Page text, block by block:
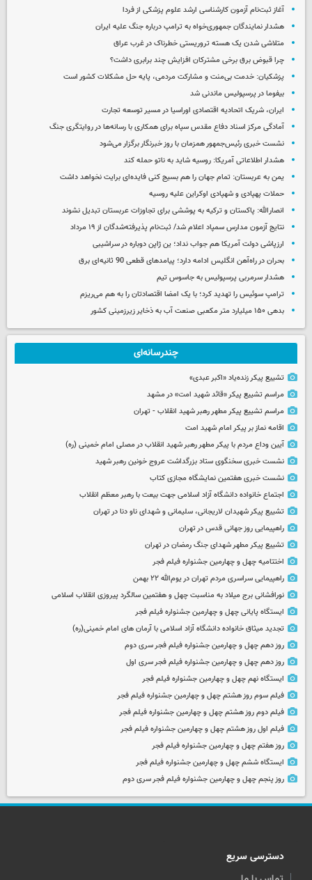
آغاز ثبت‌نام‌ آزمون کارشناسی ارشد علوم پزشکی از فردا
هشدار نمایندگان جمهوری‌خواه به ترامپ درباره جنگ علیه ایران
متلاشی شدن یک هسته تروریستی خطرناک در غرب عراق
چرا قبوض برق برخی مشترکان افزایش چند برابری داشت؟
پزشکیان: خدمت بی‌منت و مشارکت مردمی، پایه حل مشکلات کشور است
بیفوما در پرسپولیس ماندنی شد
ایران، شریک اتحادیه اقتصادی اوراسیا در مسیر توسعه تجارت
آمادگی مرکز اسناد دفاع مقدس سپاه برای همکاری با رسانه‌ها در روایتگری جنگ
نشست خبری رئیس‌جمهور همزمان با روز خبرنگار برگزار می‌شود
هشدار اطلاعاتی آمریکا: روسیه شاید به ناتو حمله کند
یمن به عربستان: تمام جهان را هم بسیج کنی فایده‌ای برایت نخواهد داشت
حملات پهپادی و شهپادی اوکراین علیه روسیه
انصارالله: پاکستان و ترکیه به پوششی برای تجاوزات عربستان تبدیل نشوند
نتایج آزمون مدارس سمپاد اعلام شد/ ثبت‌نام پذیرفته‌شدگان از ۱۹ مرداد
ارزپاشی دولت آمریکا هم جواب نداد؛ ین ژاپن دوباره در سراشیبی
بحران در راه‌آهن انگلیس ادامه دارد؛ پیامدهای قطعی 90 ثانیه‌ای برق
هشدار سرمربی پرسپولیس به جاسوس تیم
ترامپ سوئیس را تهدید کرد؛ با یک امضا اقتصادتان را به هم می‌ریزم
بدهی ۱۵۰ میلیارد متر مکعبی صنعت آب به ذخایر زیرزمینی کشور
چندرسانه‌ای
تشییع پیکر زنده‌یاد «اکبر عبدی»
مراسم تشییع پیکر «قائد شهید امت» در مشهد
مراسم تشییع پیکر مطهر رهبر شهید انقلاب - تهران
اقامه نماز بر پیکر امام شهید امت
آیین وداع مردم با پیکر مطهر رهبر شهید انقلاب در مصلی امام خمینی (ره)
نشست خبری سخنگوی ستاد بزرگداشت عروج خونین رهبر شهید
نشست خبری هفتمین نمایشگاه مجازی کتاب
اجتماع خانواده دانشگاه آزاد اسلامی جهت بیعت با رهبر معظم انقلاب
تشییع پیکر شهیدان لاریجانی، سلیمانی و شهدای ناو دنا در تهران
راهپیمایی روز جهانی قدس در تهران
تشییع پیکر مطهر شهدای جنگ رمضان در تهران
اختتامیه چهل و چهارمین جشنواره فیلم فجر
راهپیمایی سراسری مردم تهران در یوم‌الله ۲۲ بهمن
نورافشانی برج میلاد به مناسبت چهل‌ و هفتمین سالگرد پیروزی انقلاب اسلامی
ایستگاه پایانی چهل و چهارمین جشنواره فیلم فجر
تجدید میثاق خانواده دانشگاه آزاد اسلامی با آرمان های امام خمینی(ره)
روز دهم چهل و چهارمین جشنواره فیلم فجر سری دوم
روز دهم چهل و چهارمین جشنواره فیلم فجر سری اول
ایستگاه نهم چهل و چهارمین جشنواره فیلم فجر
فیلم سوم روز هشتم چهل و چهارمین جشنواره فیلم فجر
فیلم دوم روز هشتم چهل و چهارمین جشنواره فیلم فجر
فیلم اول روز هشتم چهل و چهارمین جشنواره فیلم فجر
روز هفتم چهل و چهارمین جشنواره فیلم فجر
ایستگاه ششم چهل و چهارمین جشنواره فیلم فجر
روز پنجم چهل و چهارمین جشنواره فیلم فجر سری دوم
دسترسی سریع